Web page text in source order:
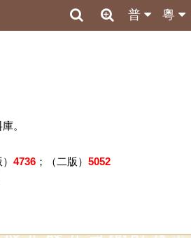
粵
普
。
4736；（二版） 5052